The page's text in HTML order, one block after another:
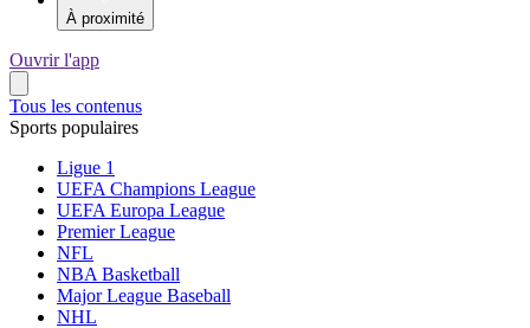
À proximité
Ouvrir l'app
Tous les contenus
Sports populaires
Ligue 1
UEFA Champions League
UEFA Europa League
Premier League
NFL
NBA Basketball
Major League Baseball
NHL